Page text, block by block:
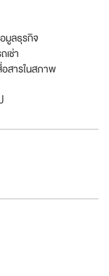
มูลธุรกิจ
เช่า
อสารในสภาพ